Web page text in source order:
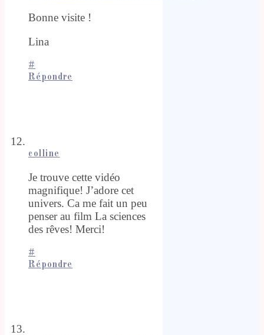
Bonne visite !
Lina
#
Répondre
colline
Je trouve cette vidéo
magnifique! J’adore cet
univers. Ca me fait un peu
penser au film La sciences
des rêves! Merci!
#
Répondre